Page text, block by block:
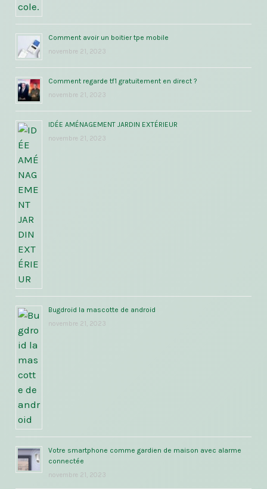
Comment avoir un boitier tpe mobile
novembre 21, 2023
Comment regarde tf1 gratuitement en direct ?
novembre 21, 2023
IDÉE AMÉNAGEMENT JARDIN EXTÉRIEUR
novembre 21, 2023
Bugdroid la mascotte de android
novembre 21, 2023
Votre smartphone comme gardien de maison avec alarme
connectée
novembre 21, 2023